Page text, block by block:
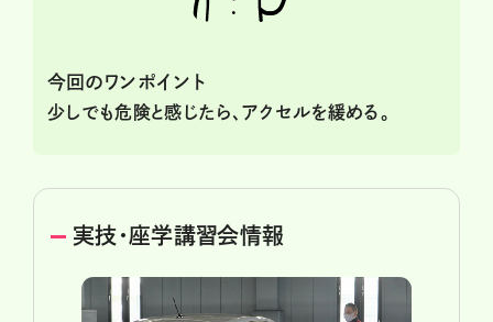
今回のワンポイント
少しでも危険と感じたら、アクセルを緩める。
実技・座学講習会情報